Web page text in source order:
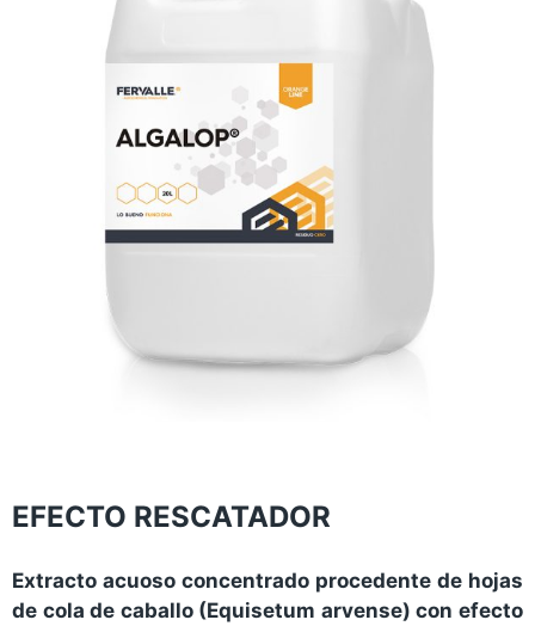
EFECTO RESCATADOR
Extracto acuoso concentrado procedente de hojas
de cola de caballo (Equisetum arvense) con efecto